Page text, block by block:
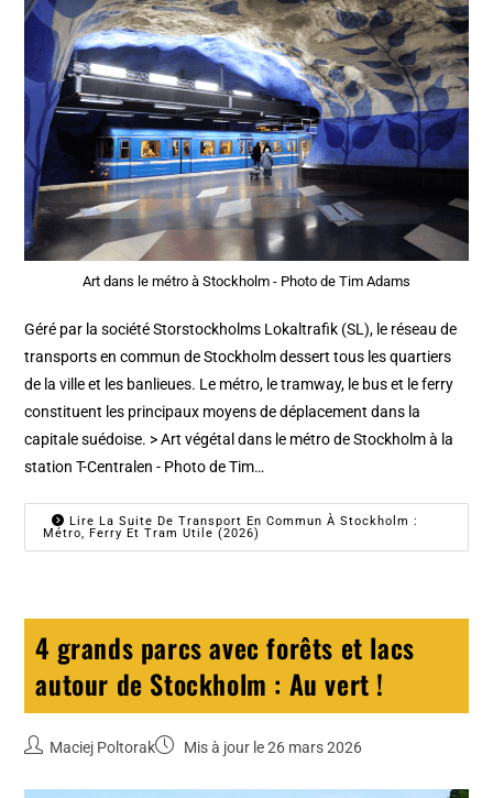
Art dans le métro à Stockholm - Photo de Tim Adams
Géré par la société Storstockholms Lokaltrafik (SL), le réseau de
transports en commun de Stockholm dessert tous les quartiers
de la ville et les banlieues. Le métro, le tramway, le bus et le ferry
constituent les principaux moyens de déplacement dans la
capitale suédoise. > Art végétal dans le métro de Stockholm à la
station T-Centralen - Photo de Tim…
Lire La Suite De Transport En Commun À Stockholm :
Métro, Ferry Et Tram Utile (2026)
4 grands parcs avec forêts et lacs
autour de Stockholm : Au vert !
Maciej Poltorak Mis à jour le 26 mars 2026